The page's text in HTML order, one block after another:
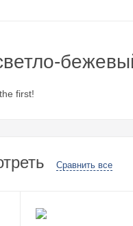
first!
Сравнить все